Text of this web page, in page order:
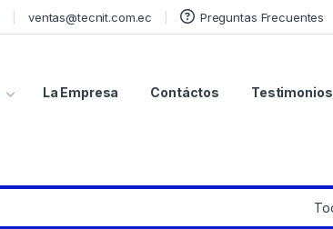
ventas@tecnit.com.ec Preguntas Frecuentes
La Empresa Contáctos Testimonios